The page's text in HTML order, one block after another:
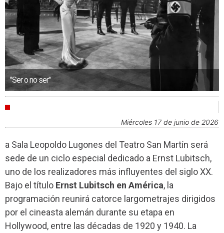
"Ser o no ser"
miércoles 17 de junio de 2026
a Sala Leopoldo Lugones del Teatro San Martín será
sede de un ciclo especial dedicado a Ernst Lubitsch,
uno de los realizadores más influyentes del siglo XX.
Bajo el título Ernst Lubitsch en América, la
programación reunirá catorce largometrajes dirigidos
por el cineasta alemán durante su etapa en
Hollywood, entre las décadas de 1920 y 1940. La